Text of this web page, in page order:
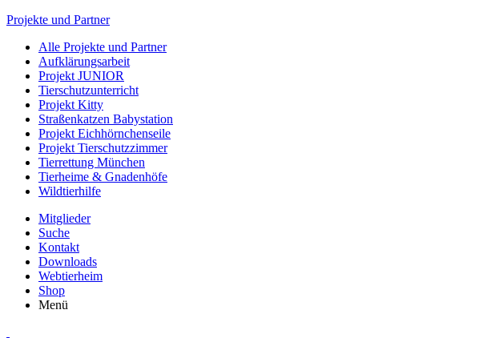
Projekte und Partner
Alle Projekte und Partner
Aufklärungsarbeit
Projekt JUNIOR
Tierschutzunterricht
Projekt Kitty
Straßenkatzen Babystation
Projekt Eichhörnchenseile
Projekt Tierschutzzimmer
Tierrettung München
Tierheime & Gnadenhöfe
Wildtierhilfe
Mitglieder
Suche
Kontakt
Downloads
Webtierheim
Shop
Menü